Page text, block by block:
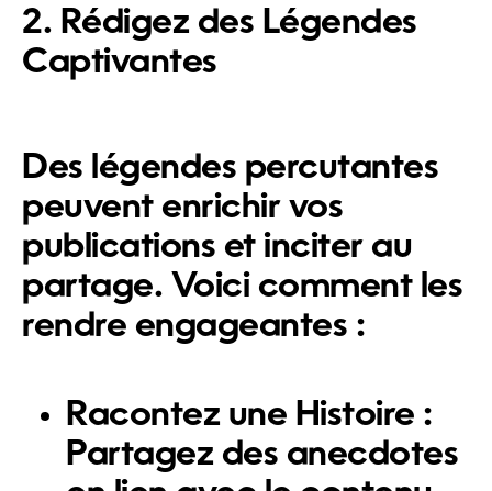
2. Rédigez des Légendes
Captivantes
Des légendes percutantes
peuvent enrichir vos
publications et inciter au
partage. Voici comment les
rendre engageantes :
Racontez une Histoire :
Partagez des anecdotes